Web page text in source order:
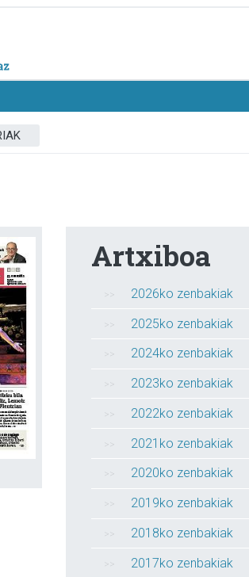
Artxiboa
2026ko zenbakiak
2025ko zenbakiak
2024ko zenbakiak
2023ko zenbakiak
2022ko zenbakiak
2021ko zenbakiak
2020ko zenbakiak
2019ko zenbakiak
2018ko zenbakiak
2017ko zenbakiak